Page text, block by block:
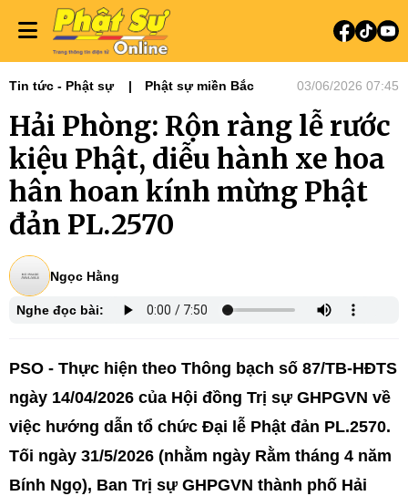
Tin tức - Phật sự Phật sự miền Bắc 03/06/2026 07:45
Hải Phòng: Rộn ràng lễ rước
kiệu Phật, diễu hành xe hoa
hân hoan kính mừng Phật
đản PL.2570
Ngọc Hằng
Nghe đọc bài:
PSO - Thực hiện theo Thông bạch số 87/TB-HĐTS
ngày 14/04/2026 của Hội đồng Trị sự GHPGVN về
việc hướng dẫn tổ chức Đại lễ Phật đản PL.2570.
Tối ngày 31/5/2026 (nhằm ngày Rằm tháng 4 năm
Bính Ngọ), Ban Trị sự GHPGVN thành phố Hải